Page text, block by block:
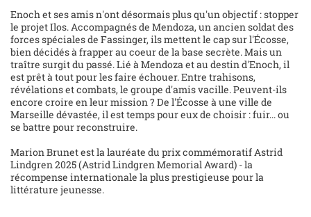
Enoch et ses amis n'ont désormais plus qu'un objectif : stopper
le projet Ilos. Accompagnés de Mendoza, un ancien soldat des
forces spéciales de Fassinger, ils mettent le cap sur l'Écosse,
bien décidés à frapper au coeur de la base secrète. Mais un
traître surgit du passé. Lié à Mendoza et au destin d'Enoch, il
est prêt à tout pour les faire échouer. Entre trahisons,
révélations et combats, le groupe d'amis vacille. Peuvent-ils
encore croire en leur mission ? De l'Écosse à une ville de
Marseille dévastée, il est temps pour eux de choisir : fuir... ou
se battre pour reconstruire.
Marion Brunet est la lauréate du prix commémoratif Astrid
Lindgren 2025 (Astrid Lindgren Memorial Award) - la
récompense internationale la plus prestigieuse pour la
littérature jeunesse.